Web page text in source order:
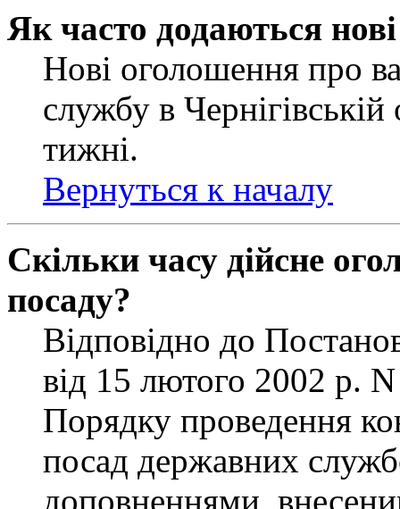
Як часто додаються
Нові оголошення про
службу в
тижні.
Вернуться к началу
Скільки часу дійсне
посаду?
Відповідно до
від 15 лютого 2002 р.
Порядку проведення
посад державних
доповненнями,